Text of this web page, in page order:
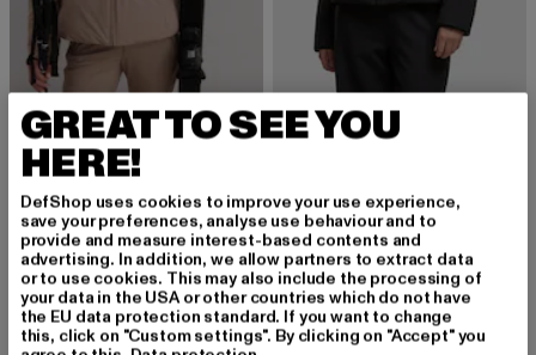
AIMN
Verbier Jacket
329,99 EUR
Derzeitiger Preis: 329,99 EUR
AIMN
Verbier
MELDE DICH AN, UM
GREAT TO SEE YOU
HERE!
DefShop uses cookies to improve your use experience,
save your preferences, analyse use behaviour and to
provide and measure interest-based contents and
advertising. In addition, we allow partners to extract data
or to use cookies. This may also include the processing of
your data in the USA or other countries which do not have
the EU data protection standard. If you want to change
this, click on "Custom settings". By clicking on "Accept" you